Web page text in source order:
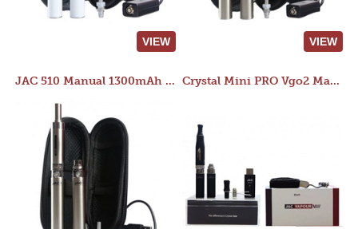
VIEW VIEW
JAC 510 Manual 1300mAh Starter Kit Crystal Mini PRO Vgo2 Manual 400mAh Kit